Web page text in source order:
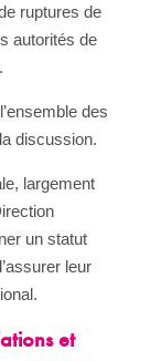
ruptures de
autorités de
des
discussion.
largement
un statut
leur
et